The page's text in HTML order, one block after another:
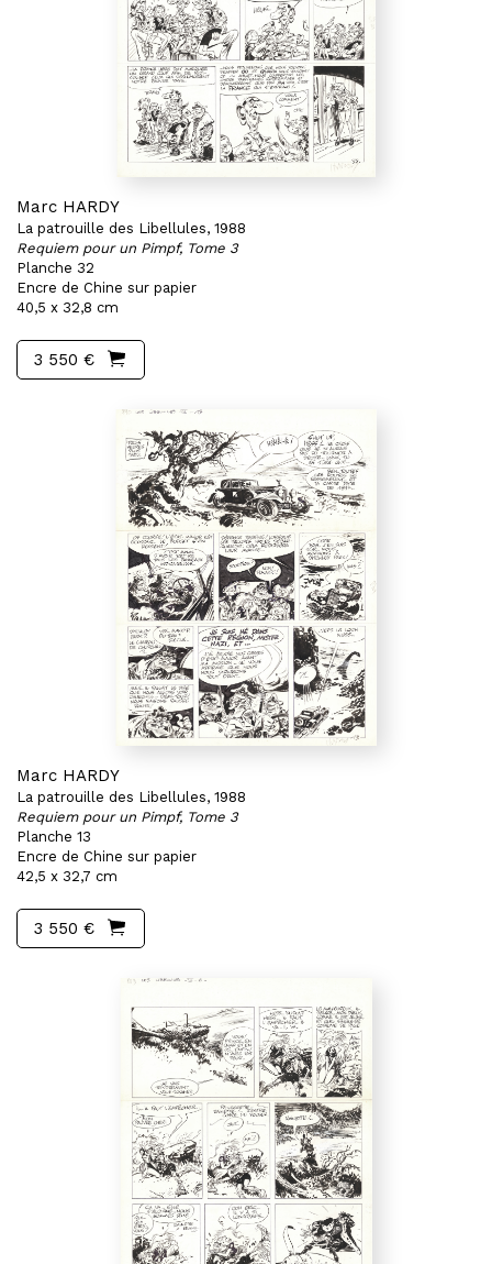
Marc HARDY
La patrouille des Libellules, 1988
Requiem pour un Pimpf, Tome 3
Planche 32
Encre de Chine sur papier
40,5 x 32,8 cm
3 550 €
Marc HARDY
La patrouille des Libellules, 1988
Requiem pour un Pimpf, Tome 3
Planche 13
Encre de Chine sur papier
42,5 x 32,7 cm
3 550 €